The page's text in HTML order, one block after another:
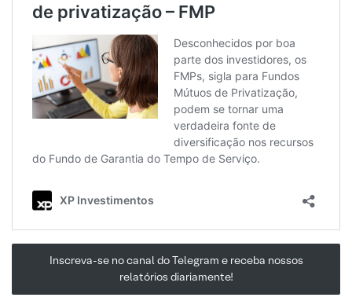
Inscreva-se no canal do Telegram e receba nossos
relatórios diariamente!